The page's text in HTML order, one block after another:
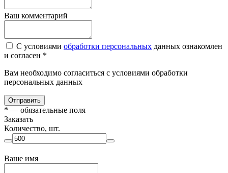
Ваш комментарий
С условиями обработки персональных данных ознакомлен
и согласен *
Вам необходимо согласиться с условиями обработки
персональных данных
Отправить
* — обязательные поля
Заказать
Количество, шт.
Ваше имя